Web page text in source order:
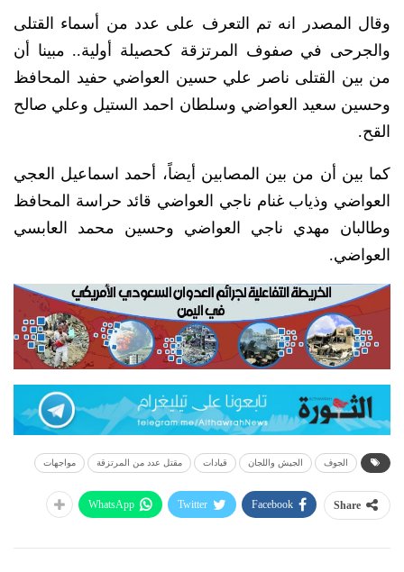
وقال المصدر انه تم التعرف على عدد من أسماء القتلى
والجرحى في صفوف المرتزقة كحصيلة أولية.. مبينا أن
من بين القتلى ناصر علي حسين العواضي حفيد المحافظ
وحسين سعيد العواضي وسلطان احمد الستيل وعلي صالح
القح.
كما بين أن من بين المصابين أيضاً، أحمد اسماعيل العجي
العواضي وذياب غنام ناجي العواضي قائد حراسة المحافظ
وطالبان مهدي ناجي العواضي وحسين محمد العابسي
العواضي.
الجوف الجيش واللجان قيادات مقتل عدد من المرتزقة مواجهات
Share
Facebook
Twitter
WhatsApp